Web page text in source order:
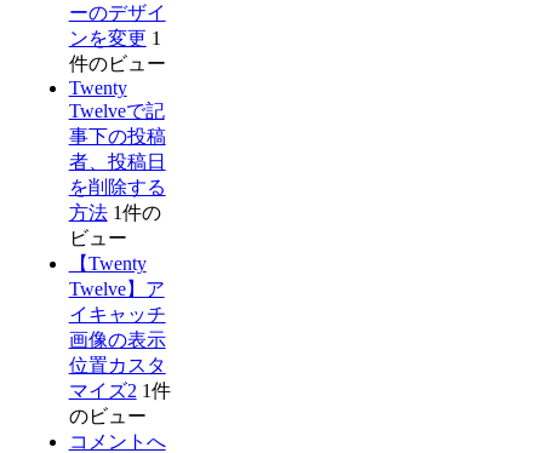
ーのデザイ
ンを変更 1
件のビュー
Twenty
Twelveで記
事下の投稿
者、投稿日
を削除する
方法 1件の
ビュー
【Twenty
Twelve】ア
イキャッチ
画像の表示
位置カスタ
マイズ2 1件
のビュー
コメントへ